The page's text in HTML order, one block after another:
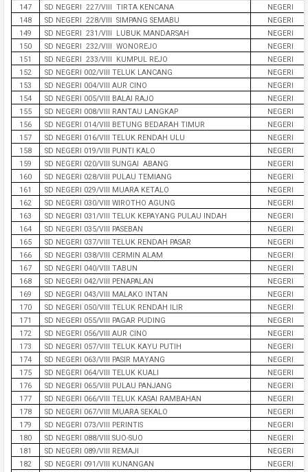
147
SD NEGERI 227/VIII TIRTA KENCANA
NEGERI
148
SD NEGERI 228/VIII SIMPANG SEMABU
NEGERI
149
SD NEGERI 231/VIII LUBUK MANDARSAH
NEGERI
150
SD NEGERI 232/VIII WONOREJO
NEGERI
151
SD NEGERI 233/VIII KUMPUL REJO
NEGERI
152
SD NEGERI 002/VIII TELUK LANCANG
NEGERI
153
SD NEGERI 004/VIII AUR CINO
NEGERI
154
SD NEGERI 005/VIII BALAI RAJO
NEGERI
155
SD NEGERI 008/VIII RANTAU LANGKAP
NEGERI
156
SD NEGERI 014/VIII BETUNG BEDARAH TIMUR
NEGERI
157
SD NEGERI 016/VIII TELUK RENDAH ULU
NEGERI
158
SD NEGERI 019/VIII PUNTI KALO
NEGERI
159
SD NEGERI 020/VIII SUNGAI ABANG
NEGERI
160
SD NEGERI 028/VIII PULAU TEMIANG
NEGERI
161
SD NEGERI 029/VIII MUARA KETALO
NEGERI
162
SD NEGERI 030/VIII WIROTHO AGUNG
NEGERI
163
SD NEGERI 031/VIII TELUK KEPAYANG PULAU INDAH
NEGERI
164
SD NEGERI 035/VIII PASEBAN
NEGERI
165
SD NEGERI 037/VIII TELUK RENDAH PASAR
NEGERI
166
SD NEGERI 038/VIII CERMIN ALAM
NEGERI
167
SD NEGERI 040/VIII TABUN
NEGERI
168
SD NEGERI 042/VIII PENAPALAN
NEGERI
169
SD NEGERI 043/VIII MALAKO INTAN
NEGERI
170
SD NEGERI 050/VIII TELUK RENDAH ILIR
NEGERI
171
SD NEGERI 055/VIII PAGAR PUDING
NEGERI
172
SD NEGERI 056/VIII AUR CINO
NEGERI
173
SD NEGERI 057/VIII TELUK KAYU PUTIH
NEGERI
174
SD NEGERI 063/VIII PASIR MAYANG
NEGERI
175
SD NEGERI 064/VIII TELUK KUALI
NEGERI
176
SD NEGERI 065/VIII PULAU PANJANG
NEGERI
177
SD NEGERI 066/VIII TELUK KASAI RAMBAHAN
NEGERI
178
SD NEGERI 067/VIII MUARA SEKALO
NEGERI
179
SD NEGERI 073/VIII PERINTIS
NEGERI
180
SD NEGERI 088/VIII SUO-SUO
NEGERI
181
SD NEGERI 089/VIII REMAJI
NEGERI
182
SD NEGERI 091/VIII KUNANGAN
NEGERI